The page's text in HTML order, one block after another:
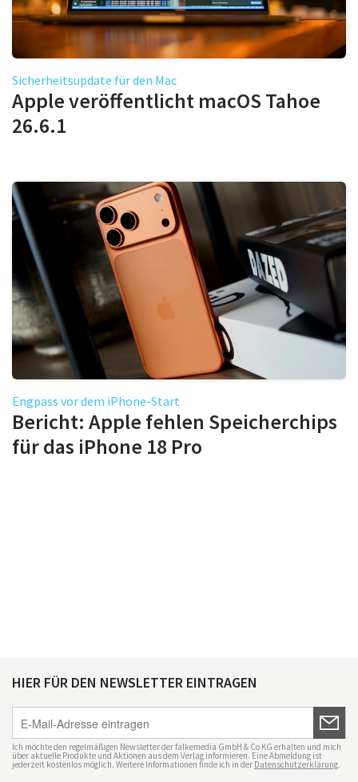
Sicherheitsupdate für den Mac
Apple veröffentlicht macOS Tahoe
26.6.1
Engpass vor dem iPhone-Start
Bericht: Apple fehlen Speicherchips
für das iPhone 18 Pro
HIER FÜR DEN NEWSLETTER EINTRAGEN
Ich möchte den regelmäßigen Newsletter der falkemedia GmbH & Co KG erhalten und mich
über aktuelle Produkte und Aktionen aus dem Verlag informieren. Eine Abmeldung ist
jederzeit kostenlos möglich. Weitere Informationen finde ich in der Datenschutzerklärung.